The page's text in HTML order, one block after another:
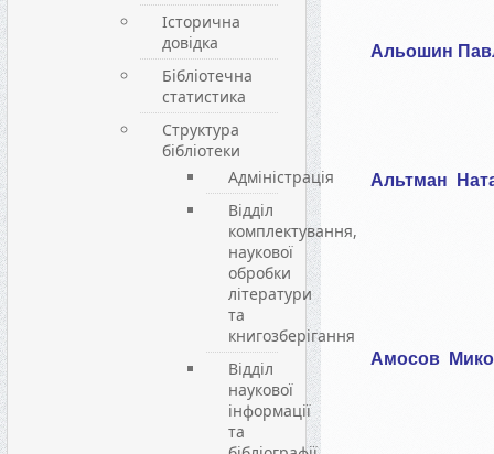
Історична
довідка
Бібліотечна
статистика
Структура
бібліотеки
Адміністрація
Відділ
комплектування,
наукової
обробки
літератури
та
книгозберігання
Відділ
наукової
інформації
та
Альошин
Альтман
Амосов